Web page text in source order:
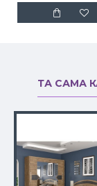
ТА САМА